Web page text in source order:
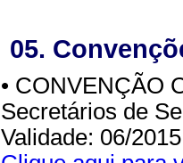
05.
• CONVENÇÃO
Secretários de
Validade: 06/